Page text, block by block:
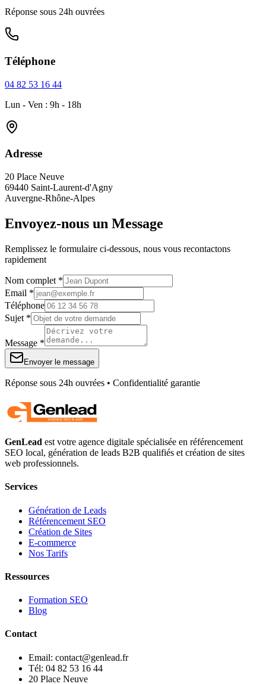
Réponse sous 24h ouvrées
Téléphone
04 82 53 16 44
Lun - Ven : 9h - 18h
Adresse
20 Place Neuve
69440 Saint-Laurent-d'Agny
Auvergne-Rhône-Alpes
Envoyez-nous un Message
Remplissez le formulaire ci-dessous, nous vous recontactons
rapidement
Nom complet *
Email *
Téléphone
Sujet *
Message *
Envoyer le message
Réponse sous 24h ouvrées • Confidentialité garantie
GenLead est votre agence digitale spécialisée en référencement
SEO local, génération de leads B2B qualifiés et création de sites
web professionnels.
Services
Génération de Leads
Référencement SEO
Création de Sites
E-commerce
Nos Tarifs
Ressources
Formation SEO
Blog
Contact
Email: contact@genlead.fr
Tél: 04 82 53 16 44
20 Place Neuve